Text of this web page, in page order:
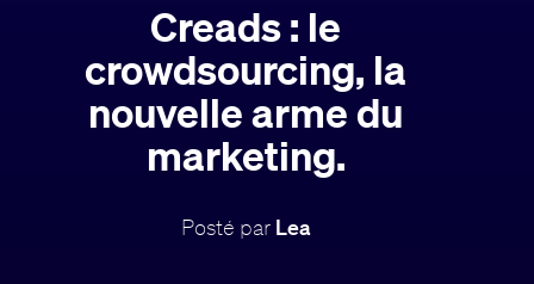
Guide
Creads : le
crowdsourcing, la
nouvelle arme du
marketing.
Posté par Lea